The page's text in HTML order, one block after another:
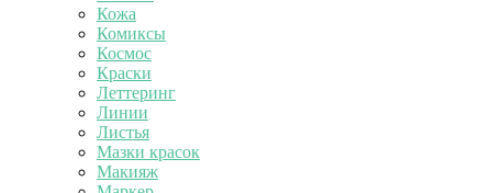
Кожа
Комиксы
Космос
Краски
Леттеринг
Линии
Листья
Мазки красок
Макияж